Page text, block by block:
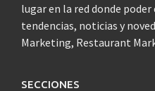
lugar en la red donde
tendencias, noticias y
Marketing, Restaurant
SECCIONES